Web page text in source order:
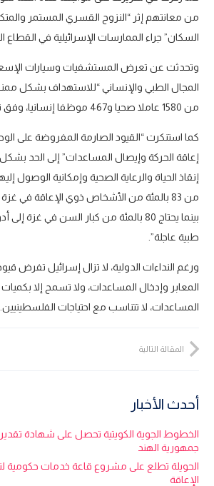
السكان” جراء الممارسات الإسرائيلية في القطاع
وتحدثت عن تعرض المستشفيات وسيارات
المجال الطبي والإنساني “للاستهداف بشكل
من 1580 عاملا صحيا و467 موظفا إنسانيا، وفق تقديراتها.
كما استنكرت “القيود الصارمة المفروضة على
إعاقة الحركة وإيصال المساعدات” إلى الحد
إنقاذ الحياة والرعاية الصحية وإمكانية الوصول
من 83 بالمئة من الأشخاص ذوي الإعاقة في
بينما يحتاج 80 بالمئة من كبار السن في غزة
طبية عاجلة”.
ورغم النداءات الدولية، لا تزال إسرائيل تفرض
المعابر وإدخال المساعدات، ولا تسمح إلا
المساعدات، لا تتناسب مع احتياجات الفلسطينيين.
المقالة التالية
أحدث الأخبار
الخطوط الجوية الكويتية تحصل على شهادة
جمهورية الهند
الحويلة تطلع على مشروع قاعة خدمات حكومية
الإعاقة